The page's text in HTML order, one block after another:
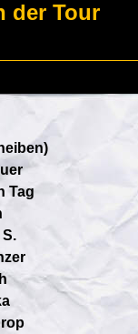
der Tour
Tag